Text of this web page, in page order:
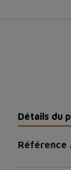
Détails du
Référence